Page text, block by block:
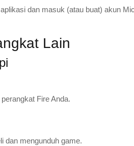
dan masuk (atau buat) akun
Lain
Fire Anda.
dan mengunduh game.